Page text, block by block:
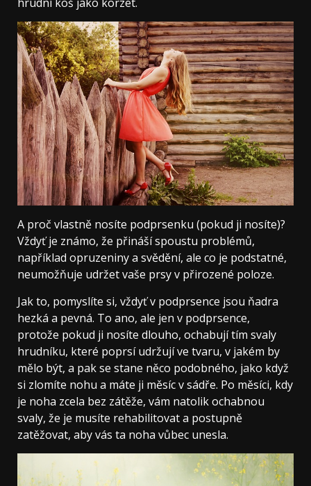
A proč vlastně nosíte podprsenku (pokud ji nosíte)?
Vždyť je známo, že přináší spoustu problémů,
například opruzeniny a svědění, ale co je podstatné,
neumožňuje udržet vaše prsy v přirozené poloze.
Jak to, pomyslíte si, vždyť v podprsence jsou ňadra
hezká a pevná. To ano, ale jen v podprsence,
protože pokud ji nosíte dlouho, ochabují tím svaly
hrudníku, které poprsí udržují ve tvaru, v jakém by
mělo být, a pak se stane něco podobného, jako když
si zlomíte nohu a máte ji měsíc v sádře. Po měsíci, kdy
je noha zcela bez zátěže, vám natolik ochabnou
svaly, že je musíte rehabilitovat a postupně
zatěžovat, aby vás ta noha vůbec unesla.